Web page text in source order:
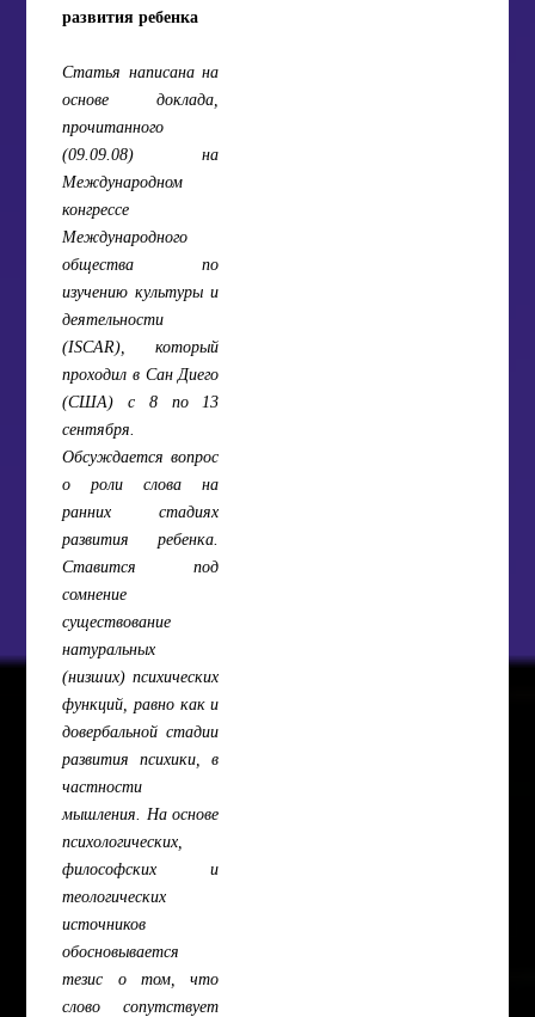
развития ребенка
Статья написана на
основе доклада,
прочитанного
(09.09.08) на
Международном
конгрессе
Международного
общества по
изучению культуры и
деятельности
(ISCAR), который
проходил в Сан Диего
(США) с 8 по 13
сентября.
Обсуждается вопрос
о роли слова на
ранних стадиях
развития ребенка.
Ставится под
сомнение
существование
натуральных
(низших) психических
функций, равно как и
довербальной стадии
развития психики, в
частности
мышления. На основе
психологических,
философских и
теологических
источников
обосновывается
тезис о том, что
слово сопутствует